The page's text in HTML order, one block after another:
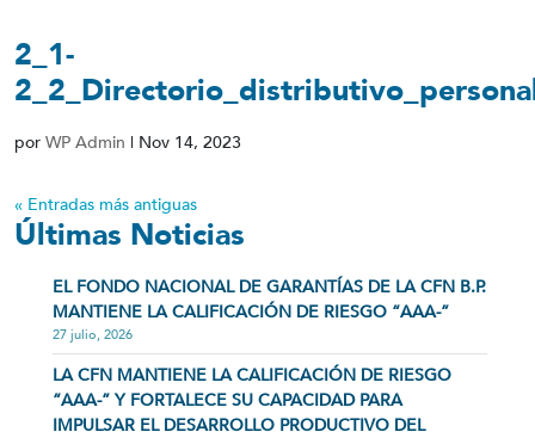
2_1-
por WP Admin | Nov 14, 2023
« Entradas más antiguas
Últimas Noticias
EL FONDO NACIONAL DE GARANTÍAS DE LA CFN B.P.
MANTIENE LA CALIFICACIÓN DE RIESGO “AAA-”
27 julio, 2026
LA CFN MANTIENE LA CALIFICACIÓN DE RIESGO
“AAA-” Y FORTALECE SU CAPACIDAD PARA
IMPULSAR EL DESARROLLO PRODUCTIVO DEL